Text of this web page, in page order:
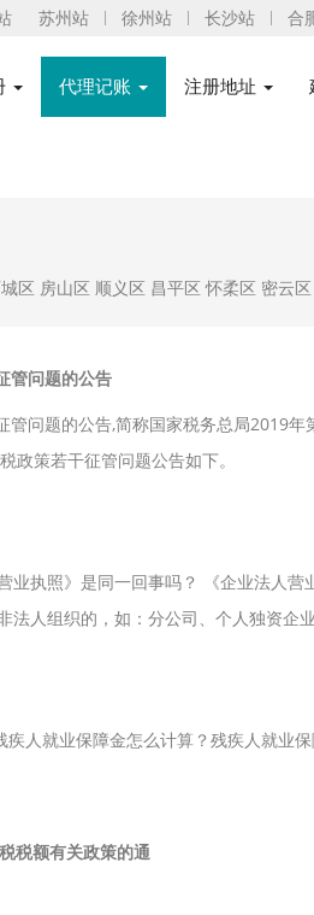
苏州站 徐州站 长沙站 合
代理记账 注册地址
区 房山区 顺义区 昌平区 怀柔区 密云区
管问题的公告
问题的公告,简称国家税务总局2019年
策若干征管问题公告如下。
执照》是同一回事吗？ 《企业法人营
人组织的，如：分公司、个人独资企业
人就业保障金怎么计算？残疾人就业
税额有关政策的通